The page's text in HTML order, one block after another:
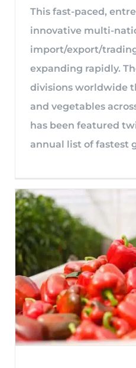
This fast-paced,
innovative multi-
import/export/
expanding rapidly.
divisions worldwide
and vegetables
has been featured
annual list of fastest